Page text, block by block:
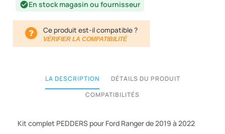
check_circleEn stock magasin ou fournisseur
Ce produit est-il compatible ?
VÉRIFIER LA COMPATIBILITÉ
LA DESCRIPTION
DÉTAILS DU PRODUIT
COMPATIBILITÉS
Kit complet PEDDERS pour Ford Ranger de 2019 à 2022